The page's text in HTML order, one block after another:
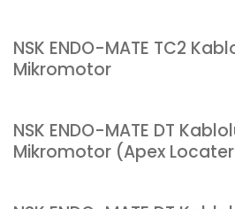
NSK ENDO-MATE TC2
Mikromotor
NSK ENDO-MATE DT
Mikromotor (Apex